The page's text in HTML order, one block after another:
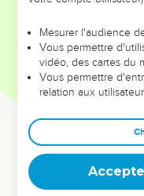
leur foi ou leur vision.
et les saisons difficiles
sont
Dans cette conférence,
clés pour avancer avec
deviennent vos
équipe, un groupe
Mesurer l'audience
Vous permettre
vidéo, des cartes du
Vous permettre
relation aux